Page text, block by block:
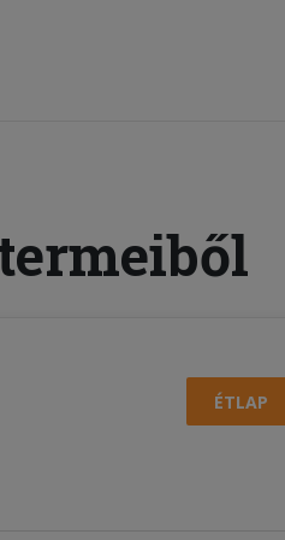
ÉTLAP